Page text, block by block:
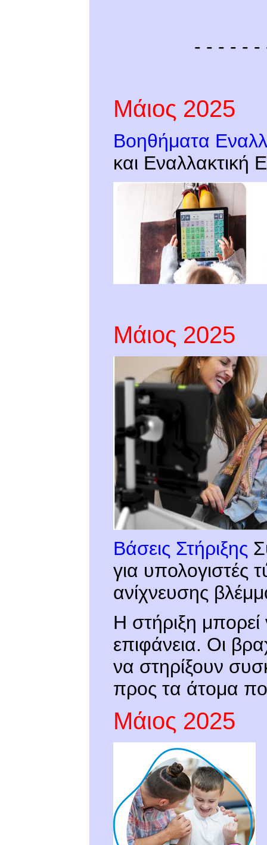
- - - - - -
Μάιος 2025
Βοηθήματα
και Εναλλακτική
Μάιος 2025
Βάσεις Στήριξης
για υπολογιστές
ανίχνευσης
Η στήριξη μπορεί
επιφάνεια. Οι
να στηρίξουν
προς τα άτομα
Μάιος 2025